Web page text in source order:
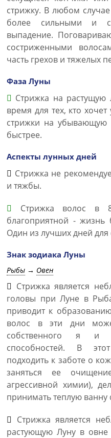
стрижку. В любом
более сильными и
выпадение.
состриженными
часть грехов и тяжелых
Фаза Луны
Стрижка на
время для тех, кто
стрижки на убывающую
быстрее.
Аспекты лунных дней
Стрижка не
и тяжбы.
Стрижка волос в
благоприятной - жизнь
Один из лучших дней для
Знак зодиака Луны
Рыбы → Овен
Стрижка является
головы при Луне в
приводит к
волос в эти дни
собственного я и
способностей. В
подходить к заботе о
заняться ее
агрессивной химии),
принимать теплую ванну
Стрижка является
растующую Луну в овне